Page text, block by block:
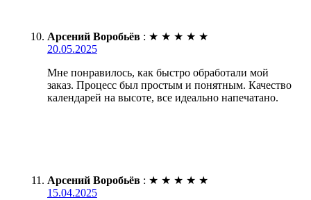
Арсений Воробьёв : ★ ★ ★ ★ ★
20.05.2025
Мне понравилось, как быстро обработали мой
заказ. Процесс был простым и понятным. Качество
календарей на высоте, все идеально напечатано.
Арсений Воробьёв : ★ ★ ★ ★ ★
15.04.2025